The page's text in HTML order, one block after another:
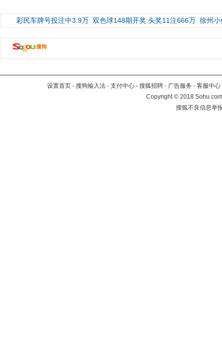
彩民车牌号投注中3.9万 双色球148期开奖:头奖11注666万 徐州
设置首页 - 搜狗输入法 - 支付中心 - 搜狐招聘 - 广告服务 - 客服中心
Copyright©2018
搜狐不良信息举